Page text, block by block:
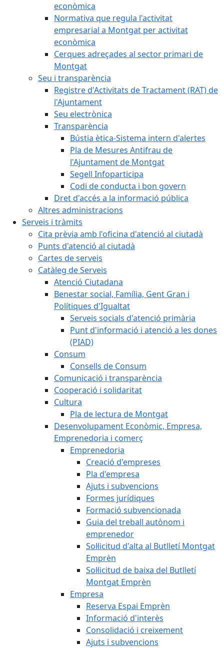
econòmica
Normativa que regula l'activitat
empresarial a Montgat per activitat
econòmica
Cerques adreçades al sector primari de
Montgat
Seu i transparència
Registre d'Activitats de Tractament (RAT) de
l'Ajuntament
Seu electrònica
Transparència
Bústia ètica-Sistema intern d'alertes
Pla de Mesures Antifrau de
l'Ajuntament de Montgat
Segell Infoparticipa
Codi de conducta i bon govern
Dret d'accés a la informació pública
Altres administracions
Serveis i tràmits
Cita prèvia amb l'oficina d'atenció al ciutadà
Punts d'atenció al ciutadà
Cartes de serveis
Catàleg de Serveis
Atenció Ciutadana
Benestar social, Família, Gent Gran i
Polítiques d'Igualtat
Serveis socials d'atenció primària
Punt d'informació i atenció a les dones
(PIAD)
Consum
Consells de Consum
Comunicació i transparència
Cooperació i solidaritat
Cultura
Pla de lectura de Montgat
Desenvolupament Econòmic, Empresa,
Emprenedoria i comerç
Emprenedoria
Creació d'empreses
Pla d'empresa
Ajuts i subvencions
Formes jurídiques
Formació subvencionada
Guia del treball autònom i
emprenedor
Sol·licitud d'alta al Butlletí Montgat
Emprèn
Sol·licitud de baixa del Butlletí
Montgat Emprèn
Empresa
Reserva Espai Emprèn
Informació d'interès
Consolidació i creixement
Ajuts i subvencions